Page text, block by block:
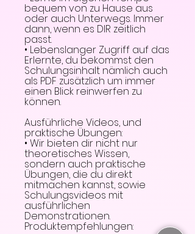
bequem von zu Hause aus
oder auch Unterwegs. Immer
dann, wenn es DIR zeitlich
passt.
• Lebenslanger Zugriff auf das
Erlernte, du bekommst den
Schulungsinhalt nämlich auch
als PDF zusätzlich um immer
einen Blick reinwerfen zu
können.
Ausführliche Videos, und
praktische Übungen:
• Wir bieten dir nicht nur
theoretisches Wissen,
sondern auch praktische
Übungen, die du direkt
mitmachen kannst, sowie
Schulungsvideos mit
ausführlichen
Demonstrationen.
Produktempfehlungen: